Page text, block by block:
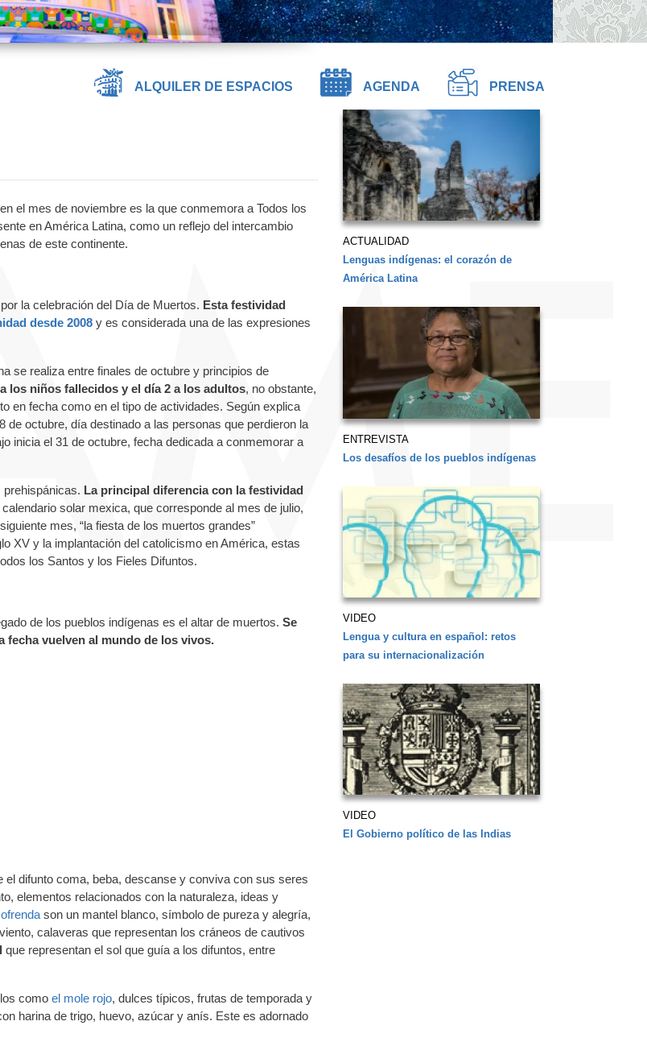
ALQUILER DE ESPACIOS AGENDA PRENSA
el mes de noviembre es la que conmemora a Todos los
en América Latina, como un reflejo del intercambio
de este continente.
la celebración del Día de Muertos. Esta festividad
desde 2008 y es considerada una de las expresiones
se realiza entre finales de octubre y principios de
los niños fallecidos y el día 2 a los adultos, no obstante,
en fecha como en el tipo de actividades. Según explica
de octubre, día destinado a las personas que perdieron la
inicia el 31 de octubre, fecha dedicada a conmemorar a
La principal diferencia con la festividad
solar mexica, que corresponde al mes de julio,
mes, “la fiesta de los muertos grandes”
XV y la implantación del catolicismo en América, estas
los Santos y los Fieles Difuntos.
de los pueblos indígenas es el altar de muertos. Se
fecha vuelven al mundo de los vivos.
difunto coma, beba, descanse y conviva con sus seres
elementos relacionados con la naturaleza, ideas y
son un mantel blanco, símbolo de pureza y alegría,
calaveras que representan los cráneos de cautivos
que representan el sol que guía a los difuntos, entre
como el mole rojo, dulces típicos, frutas de temporada y
harina de trigo, huevo, azúcar y anís. Este es adornado
ACTUALIDAD
Lenguas indígenas: el corazón de
América Latina
ENTREVISTA
Los desafíos de los pueblos indígenas
VIDEO
Lengua y cultura en español: retos
para su internacionalización
VIDEO
El Gobierno político de las Indias